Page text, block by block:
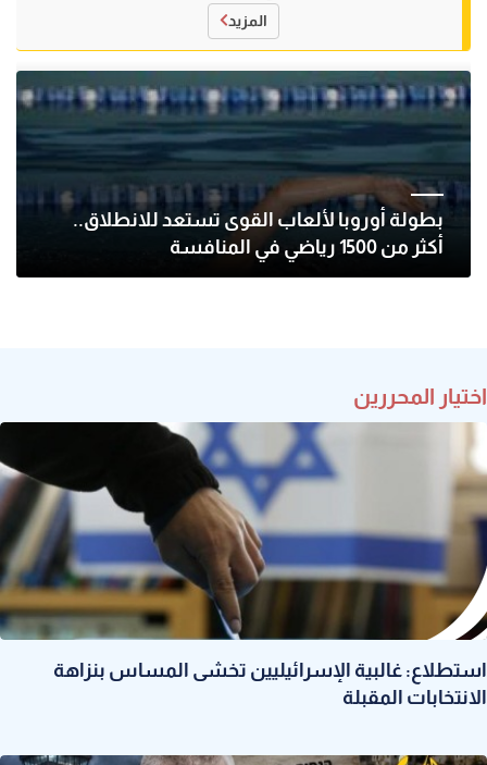
المزيد
بطولة أوروبا لألعاب القوى تستعد للانطلاق..
أكثر من 1500 رياضي في المنافسة
اختيار المحررين
استطلاع: غالبية الإسرائيليين تخشى المساس بنزاهة
الانتخابات المقبلة